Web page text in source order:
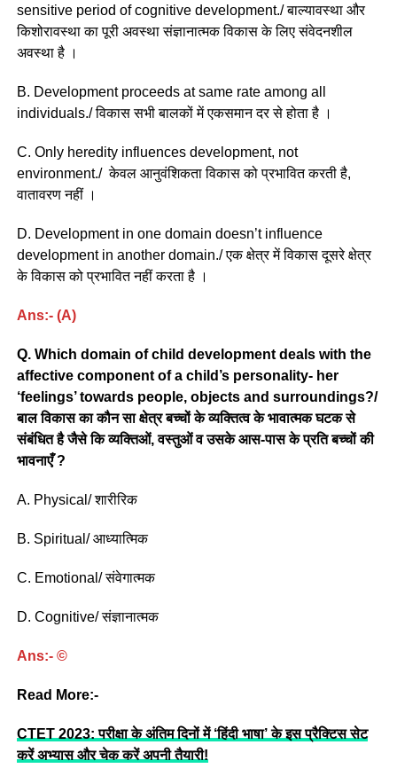
sensitive period of cognitive development./ बाल्यावस्था और
किशोरावस्था का पूरी अवस्था संज्ञानात्मक विकास के लिए संवेदनशील
अवस्था है ।
B. Development proceeds at same rate among all
individuals./ विकास सभी बालकों में एकसमान दर से होता है ।
C. Only heredity influences development, not
environment./ केवल आनुवंशिकता विकास को प्रभावित करती है,
वातावरण नहीं ।
D. Development in one domain doesn’t influence
development in another domain./ एक क्षेत्र में विकास दूसरे क्षेत्र
के विकास को प्रभावित नहीं करता है ।
Ans:- (A)
Q. Which domain of child development deals with the
affective component of a child’s personality- her
‘feelings’ towards people, objects and surroundings?/
बाल विकास का कौन सा क्षेत्र बच्चों के व्यक्तित्व के भावात्मक घटक से
संबंधित है जैसे कि व्यक्तिओं, वस्तुओं व उसके आस-पास के प्रति बच्चों की
भावनाएँ ?
A. Physical/ शारीरिक
B. Spiritual/ आध्यात्मिक
C. Emotional/ संवेगात्मक
D. Cognitive/ संज्ञानात्मक
Ans:- ©
Read More:-
CTET 2023: परीक्षा के अंतिम दिनों में ‘हिंदी भाषा’ के इस प्रैक्टिस सेट
करें अभ्यास और चेक करें अपनी तैयारी!